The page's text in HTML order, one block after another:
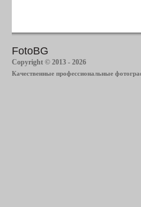
FotoBG
Copyright © 2013 - 2026
Качественные профессиональные